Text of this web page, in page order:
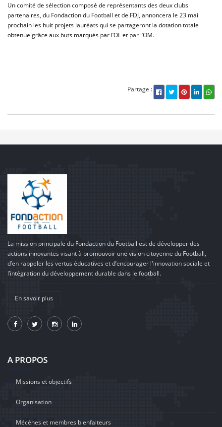
Un comité de sélection composé de représentants des deux clubs
partenaires, du Fondaction du Football et de FDJ, annoncera le 23 mai
prochain les huit projets lauréats qui se partageront la dotation totale
obtenue grâce aux buts marqués par l’OL et par l’OM.
Partage :
La mission principale du Fondaction du Football est de développer des
actions innovantes visant à promouvoir une vision citoyenne du Football,
d’en rappeler les vertus éducatives et d’encourager l'innovation sociale et
l’intégration du développement durable dans le football.
En savoir plus
A PROPOS
Missions et objectifs
Organisation
Mécènes et membres bienfaiteurs